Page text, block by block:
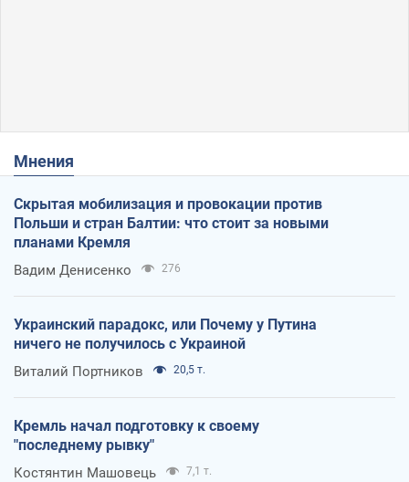
Мнения
Скрытая мобилизация и провокации против
Польши и стран Балтии: что стоит за новыми
планами Кремля
Вадим Денисенко 276
Украинский парадокс, или Почему у Путина
ничего не получилось с Украиной
Виталий Портников 20,5 т.
Кремль начал подготовку к своему
"последнему рывку"
Костянтин Машовець 7,1 т.